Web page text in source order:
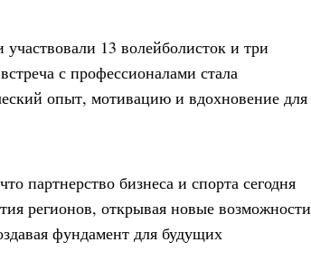
13 волейболисток и три
с профессионалами стала
опыт, мотивацию и вдохновение для
партнерство бизнеса и спорта сегодня
регионов, открывая новые возможности
фундамент для будущих